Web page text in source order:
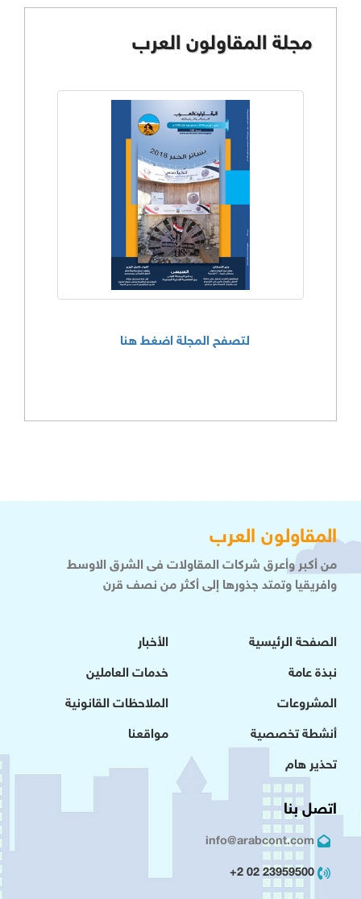
مجلة المقاولون العرب
لتصفح المجلة اضغط هنا
المقاولون العرب
من أكبر وأعرق شركات المقاولات فى الشرق الاوسط
وافريقيا وتمتد جذورها إلى أكثر من نصف قرن
الصفحة الرئيسية
نبذة عامة
المشروعات
أنشطة تخصصية
تحذير هام
الأخبار
خدمات العاملين
الملاحظات القانونية
مواقعنا
اتصل بنا
info@arabcont.com
23959500 02 2+